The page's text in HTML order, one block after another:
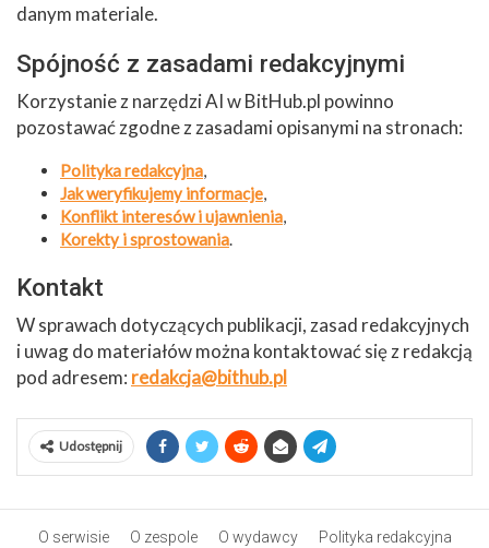
danym materiale.
Spójność z zasadami redakcyjnymi
Korzystanie z narzędzi AI w BitHub.pl powinno
pozostawać zgodne z zasadami opisanymi na stronach:
Polityka redakcyjna,
Jak weryfikujemy informacje,
Konflikt interesów i ujawnienia,
Korekty i sprostowania.
Kontakt
W sprawach dotyczących publikacji, zasad redakcyjnych
i uwag do materiałów można kontaktować się z redakcją
pod adresem: redakcja@bithub.pl
Udostępnij
O serwisie O zespole O wydawcy Polityka redakcyjna